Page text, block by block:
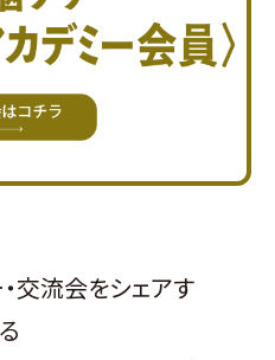
交流会をシェアす
る